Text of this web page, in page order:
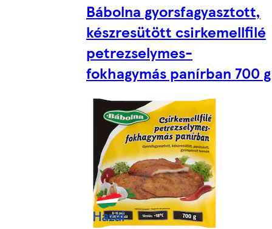
Bábolna gyorsfagyasztott,
készresütött csirkemellfilé
petrezselymes-
fokhagymás panírban 700 g